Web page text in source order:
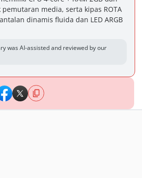
pemutaran media, serta kipas ROTA
dinamis fluida dan LED ARGB
was AI-assisted and reviewed by our